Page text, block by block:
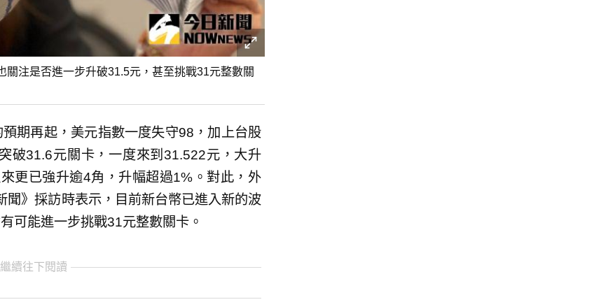
注是否進一步升破31.5元，甚至挑戰31元整數關
期再起，美元指數一度失守98，加上台股
破31.6元關卡，一度來到31.522元，大升
更已強升逾4角，升幅超過1%。對此，外
》採訪時表示，目前新台幣已進入新的波
可能進一步挑戰31元整數關卡。
續往下閱讀